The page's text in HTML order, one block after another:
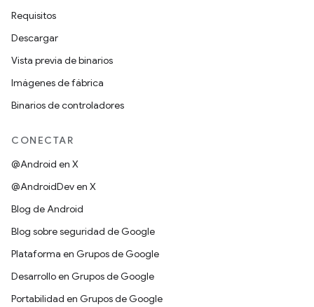
Requisitos
Descargar
Vista previa de binarios
Imágenes de fábrica
Binarios de controladores
CONECTAR
@Android en X
@AndroidDev en X
Blog de Android
Blog sobre seguridad de Google
Plataforma en Grupos de Google
Desarrollo en Grupos de Google
Portabilidad en Grupos de Google